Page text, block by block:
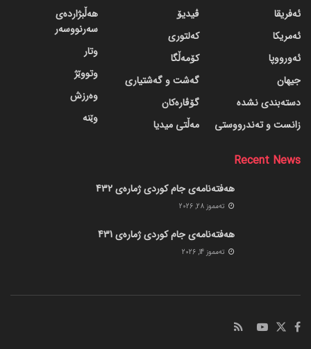
ئەفریقا
ئەمریکا
ئەورووپا
جیهان
دسته‌بندی نشده
زانست و تەندرووستی
ڤیدیۆ
کەلتوری
کۆمەڵگا
گه‌شت و گه‌شتیاری
گۆڤاره‌کان
مەڵتی میدیا
هەڵبژاردەی
سەرنووسەر
وتار
وتووێژ
وەرزش
وێنە
Recent News
هەفتەنامەی جام کوردی ژمارەی 432
ته‌مموز 28, 2026
هەفتەنامەی جام کوردی ژمارەی 431
ته‌مموز 14, 2026